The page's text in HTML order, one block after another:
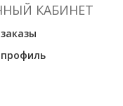
КАБИНЕТ